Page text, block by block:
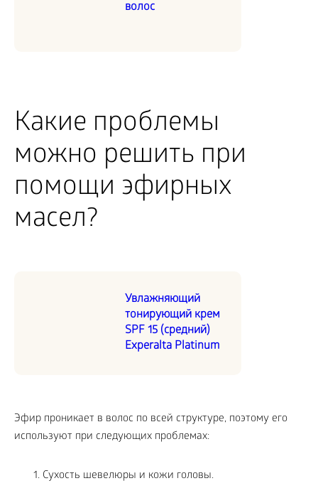
волос
Какие проблемы
можно решить при
помощи эфирных
масел?
Увлажняющий
тонирующий крем
SPF 15 (средний)
Experalta Platinum
Эфир проникает в волос по всей структуре, поэтому его
используют при следующих проблемах:
Сухость шевелюры и кожи головы.